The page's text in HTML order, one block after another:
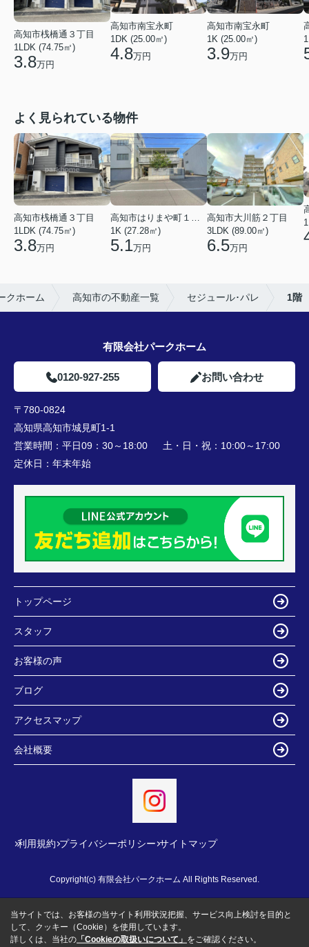
高知市桟橋通３丁目
1LDK (74.75㎡)
3.8万円
高知市南宝永町
1DK (25.00㎡)
4.8万円
高知市南宝永町
1K (25.00㎡)
3.9万円
よく見られている物件
高知市桟橋通３丁目
1LDK (74.75㎡)
3.8万円
高知市はりまや町１丁目
1K (27.28㎡)
5.1万円
高知市大川筋２丁目
3LDK (89.00㎡)
6.5万円
クホーム 高知市の不動産一覧 セジュール･パレ 1階
有限会社パークホーム
0120-927-255 お問い合わせ
〒780-0824
高知県高知市城見町1-1
営業時間： 平日09：30～18:00 土・日・祝：10:00～17:00
定休日： 年末年始
トップページ
スタッフ
お客様の声
ブログ
アクセスマップ
会社概要
利用規約 プライバシーポリシー サイトマップ
Copyright(c) 有限会社パークホーム All Rights Reserved.
当サイトでは、お客様の当サイト利用状況把握、サービス向上検討を目的と
して、クッキー（Cookie）を使用しています。
詳しくは、当社の 「Cookieの取扱いについて」 をご確認ください。